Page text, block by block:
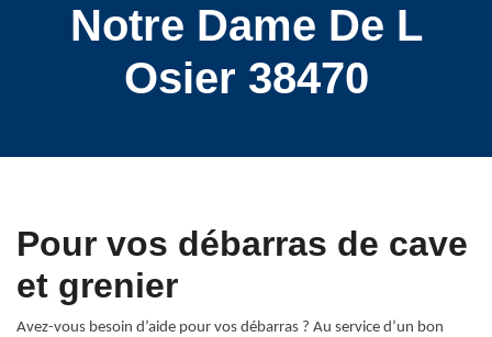
Notre Dame De L
Osier 38470
Pour vos débarras de cave
et grenier
Avez-vous besoin d’aide pour vos débarras ? Au service d’un bon